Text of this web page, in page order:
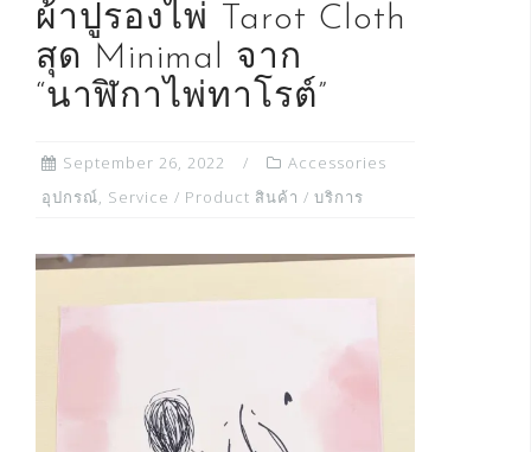
ผ้าปูรองไพ่ Tarot Cloth
สุด Minimal จาก
“นาฬิกาไพ่ทาโรต์”
September 26, 2022
Accessories
อุปกรณ์, Service / Product สินค้า / บริการ